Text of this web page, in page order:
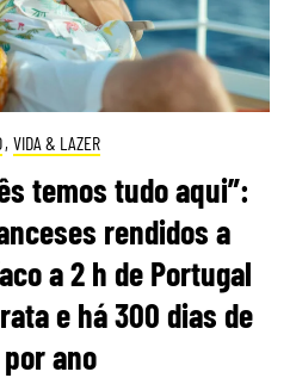
, VIDA & LAZER
temos tudo aqui”:
rendidos a
a 2 h de Portugal
e há 300 dias de
ano